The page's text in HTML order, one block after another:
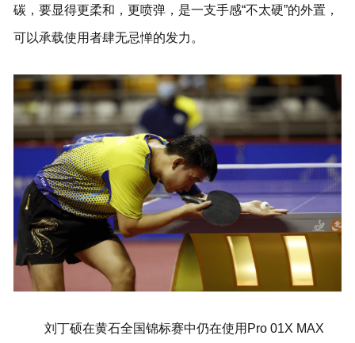
碳，要显得更柔和，更喷弹，是一支手感“不太硬”的外置，
可以承载使用者肆无忌惮的发力。
刘丁硕在黄石全国锦标赛中仍在使用Pro 01X MAX